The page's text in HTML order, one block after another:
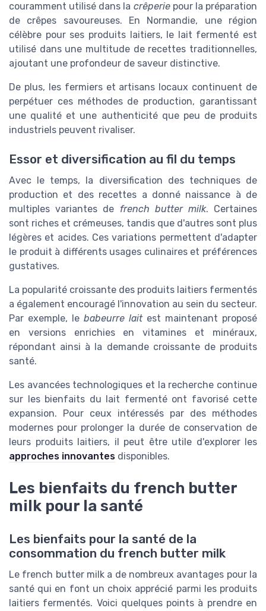
couramment utilisé dans la crêperiepour la préparation
de crêpes savoureuses. En Normandie, une région
célèbre pour ses produits laitiers, le lait fermenté est
utilisé dans une multitude de recettes traditionnelles,
ajoutant une profondeur de saveur distinctive.
De plus, les fermiers et artisans locaux continuent de
perpétuer ces méthodes de production, garantissant
une qualité et une authenticité que peu de produits
industriels peuvent rivaliser.
Essor et diversification au fil du temps
Avec le temps, la diversification des techniques de
production et des recettes a donné naissance à de
multiples variantes de french butter milk. Certaines
sont riches et crémeuses, tandis que d'autres sont plus
légères et acides. Ces variations permettent d'adapter
le produit à différents usages culinaires et préférences
gustatives.
La popularité croissante des produits laitiers fermentés
a également encouragé l'innovation au sein du secteur.
Par exemple, le babeurre laitest maintenant proposé
en versions enrichies en vitamines et minéraux,
répondant ainsi à la demande croissante de produits
santé.
Les avancées technologiques et la recherche continue
sur les bienfaits du lait fermenté ont favorisé cette
expansion. Pour ceux intéressés par des méthodes
modernes pour prolonger la durée de conservation de
leurs produits laitiers, il peut être utile d'explorer les
approches innovantes disponibles.
Les bienfaits du french butter
milk pour la santé
Les bienfaits pour la santé de la
consommation du french butter milk
Le french butter milk a de nombreux avantages pour la
santé qui en font un choix apprécié parmi les produits
laitiers fermentés. Voici quelques points à prendre en